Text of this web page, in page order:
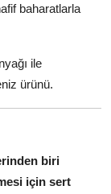
baharatlarla
ile
ürünü.
biri
için sert